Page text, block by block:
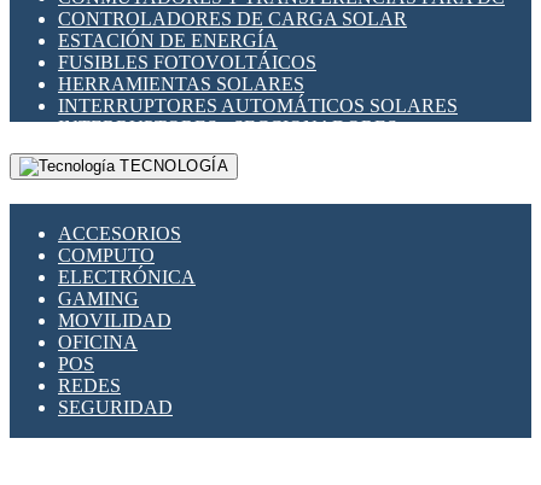
CONTROLADORES DE CARGA SOLAR
ESTACIÓN DE ENERGÍA
FUSIBLES FOTOVOLTÁICOS
HERRAMIENTAS SOLARES
INTERRUPTORES AUTOMÁTICOS SOLARES
INTERRUPTORES - SECCIONADORES
FOTOVOLTÁICOS
MONTAJE PANEL SOLAR
SUPRESOR DE TRANSIENTES SPDS PARA
APLICACIONES FOTOVOLTAICAS
TECNOLOGÍA
ACCESORIOS
COMPUTO
ELECTRÓNICA
GAMING
MOVILIDAD
OFICINA
POS
REDES
SEGURIDAD